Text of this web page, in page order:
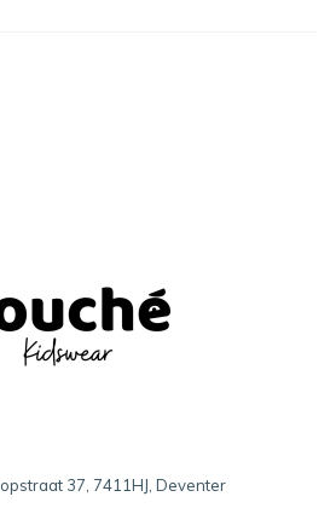
37, 7411HJ, Deventer